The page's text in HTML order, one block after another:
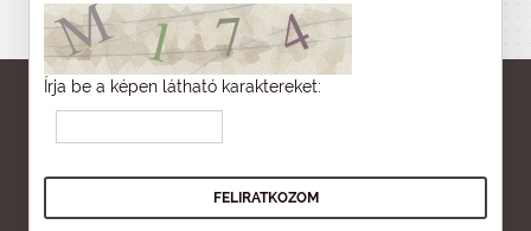
Írja be a képen látható karaktereket: